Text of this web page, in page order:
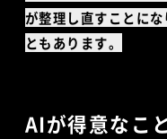
が整理し直すことに
ともあります。
AIが得意なこ